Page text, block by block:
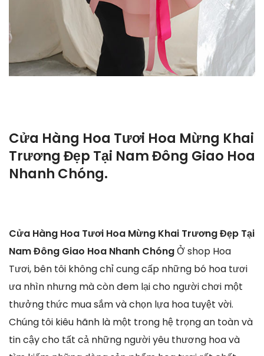
Cửa Hàng Hoa Tươi Hoa Mừng Khai
Trương Đẹp Tại Nam Đông Giao Hoa
Nhanh Chóng.
Cửa Hàng Hoa Tươi Hoa Mừng Khai Trương Đẹp Tại
Nam Đông Giao Hoa Nhanh ChóngỞ shop Hoa
Tươi, bên tôi không chỉ cung cấp những bó hoa tươi
ưa nhìn nhưng mà còn đem lại cho người chơi một
thưởng thức mua sắm và chọn lựa hoa tuyệt vời.
Chúng tôi kiêu hãnh là một trong hệ trọng an toàn và
tin cậy cho tất cả những người yêu thương hoa và